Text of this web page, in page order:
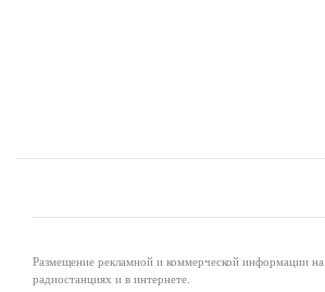
Размещение рекламной и коммерческой информации на
радиостанциях и в интернете.